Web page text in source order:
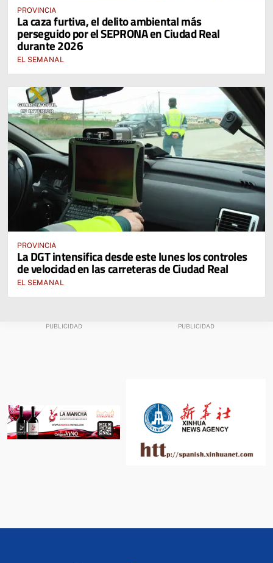
PROVINCIA
La caza furtiva, el delito ambiental más
perseguido por el SEPRONA en Ciudad Real
durante 2026
EL SEMANAL
PROVINCIA
La DGT intensifica desde este lunes los controles
de velocidad en las carreteras de Ciudad Real
EL SEMANAL